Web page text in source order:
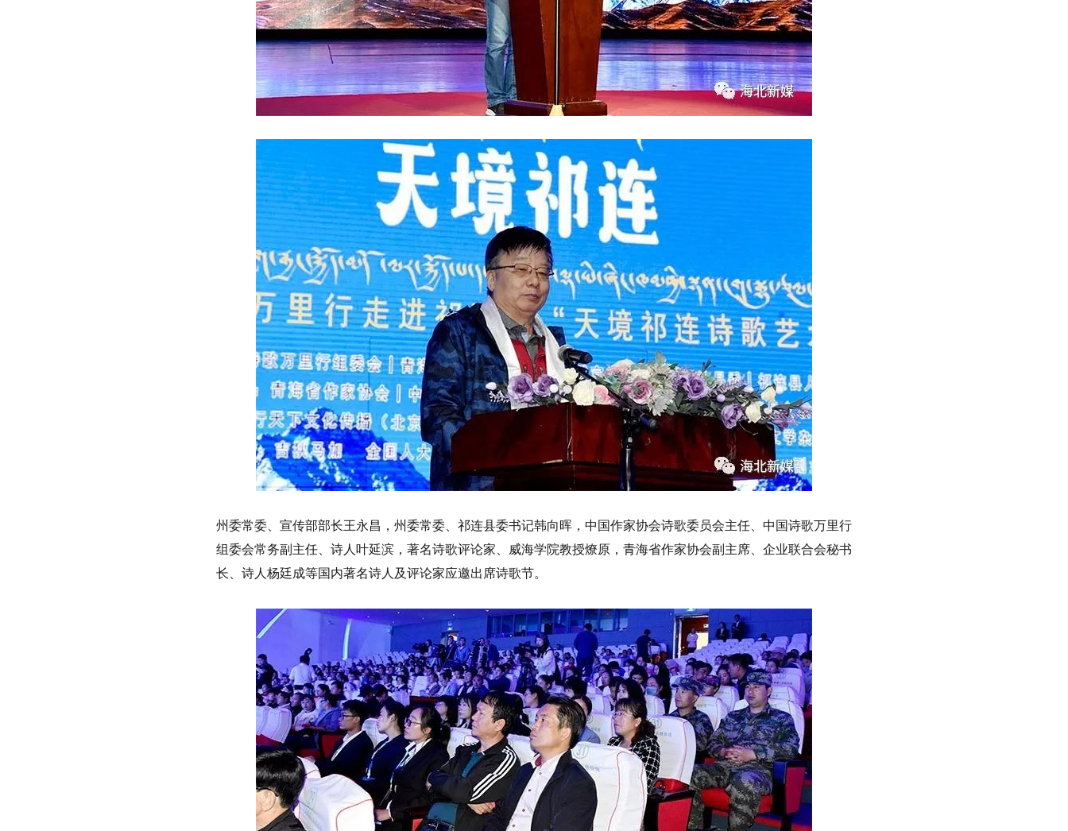
州委常委、宣传部部长王永昌，州委常委、祁连县委书记韩向晖，中国作家协会诗歌委员会主任、中国诗歌万里行
组委会常务副主任、诗人叶延滨，著名诗歌评论家、威海学院教授燎原，青海省作家协会副主席、企业联合会秘书
长、诗人杨廷成等国内著名诗人及评论家应邀出席诗歌节。